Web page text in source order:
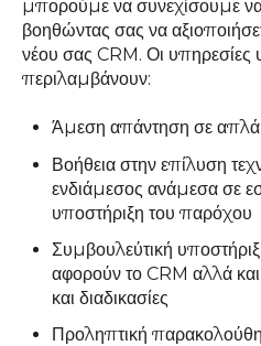
μπορούμε να συνεχίσουμε
βοηθώντας σας να
νέου σας CRM. Οι υπηρεσίες
περιλαμβάνουν:
Άμεση απάντηση σε απλά
Βοήθεια στην επίλυση
ενδιάμεσος ανάμεσα σε
υποστήριξη του παρόχου
Συμβουλεύτική
αφορούν το CRM αλλά
και διαδικασίες
Προληπτική